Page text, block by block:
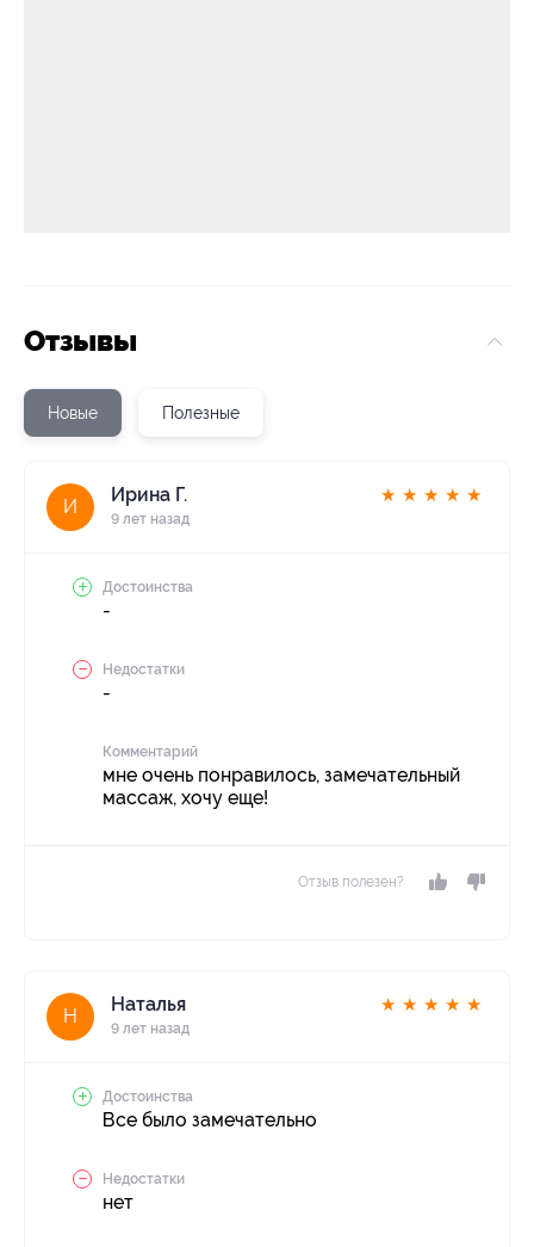
Отзывы
Новые Полезные
И
Ирина Г.
9 лет назад
★ ★ ★ ★ ★
Достоинства
-
Недостатки
-
Комментарий
мне очень понравилось, замечательный
массаж, хочу еще!
Отзыв полезен?
Н
Наталья
9 лет назад
★ ★ ★ ★ ★
Достоинства
Все было замечательно
Недостатки
нет